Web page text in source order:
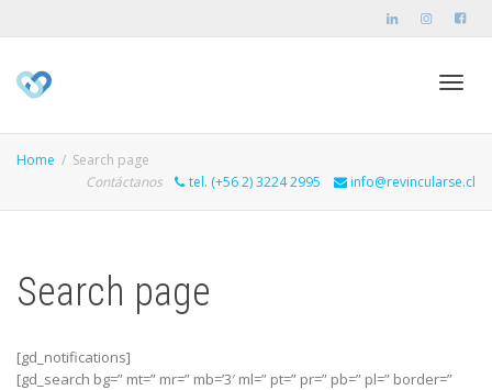
Home
Search page
Contáctanos
tel. (+56 2) 3224 2995 info@revincularse.cl
Search page
[gd_notifications]
[gd_search bg=” mt=” mr=” mb=’3′ ml=” pt=” pr=” pb=” pl=” border=”